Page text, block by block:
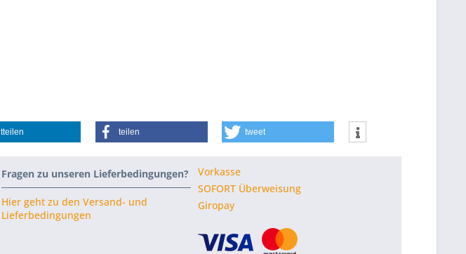
teilen tweet
Fragen zu unseren Lieferbedingungen?
Hier geht zu den Versand- und
Lieferbedingungen
Vorkasse
SOFORT Überweisung
Giropay